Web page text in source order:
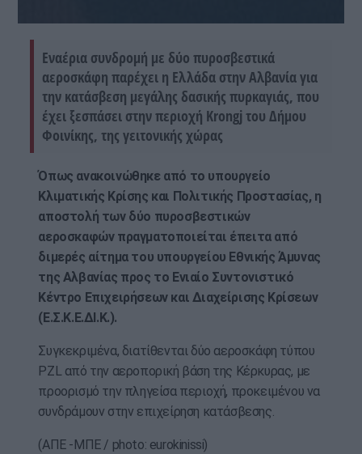
Εναέρια συνδρομή με δύο πυροσβεστικά
αεροσκάφη παρέχει η Ελλάδα στην Αλβανία για
την κατάσβεση μεγάλης δασικής πυρκαγιάς, που
έχει ξεσπάσει στην περιοχή Krongj του Δήμου
Φοινίκης, της γειτονικής χώρας
Όπως ανακοινώθηκε από το υπουργείο
Κλιματικής Κρίσης και Πολιτικής Προστασίας, η
αποστολή των δύο πυροσβεστικών
αεροσκαφών πραγματοποιείται έπειτα από
διμερές αίτημα του υπουργείου Εθνικής Άμυνας
της Αλβανίας προς το Ενιαίο Συντονιστικό
Κέντρο Επιχειρήσεων και Διαχείρισης Κρίσεων
(Ε.Σ.Κ.Ε.ΔΙ.Κ.).
Συγκεκριμένα, διατίθενται δύο αεροσκάφη τύπου
PZL από την αεροπορική βάση της Κέρκυρας, με
προορισμό την πληγείσα περιοχή, προκειμένου να
συνδράμουν στην επιχείρηση κατάσβεσης.
(ΑΠΕ -ΜΠΕ / photo: eurokinissi)